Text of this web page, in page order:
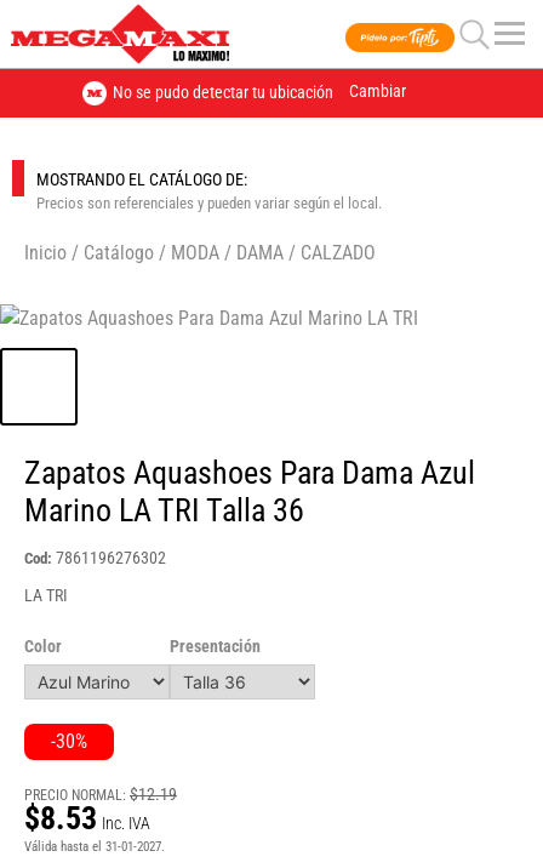
No se pudo detectar tu ubicación Cambiar
MOSTRANDO EL CATÁLOGO DE:
Precios son referenciales y pueden variar según el local.
Inicio / Catálogo / MODA / DAMA / CALZADO
Zapatos Aquashoes Para Dama Azul
Marino LA TRI Talla 36
Cod: 7861196276302
LA TRI
Color Presentación
-30%
PRECIO NORMAL: $12.19
$8.53 Inc. IVA
Válida hasta el 31-01-2027.